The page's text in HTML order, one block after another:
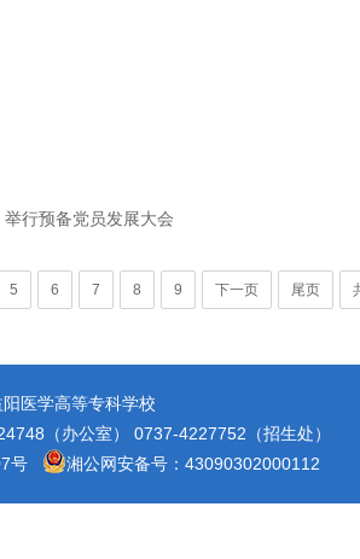
行预备党员发展大会
5 6 7 8 9 下一页 尾页
医学高等专科学校
（办公室） 0737-4227752（招生处）
号 湘公网安备号：43090302000112